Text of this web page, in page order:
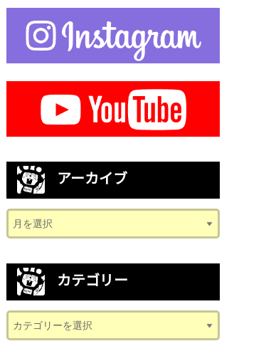
アーカイブ
カテゴリー